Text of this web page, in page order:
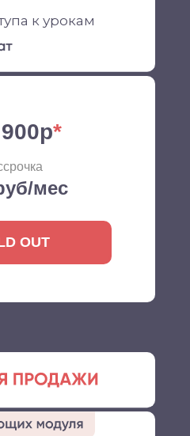
OUT
*
к урокам
мес